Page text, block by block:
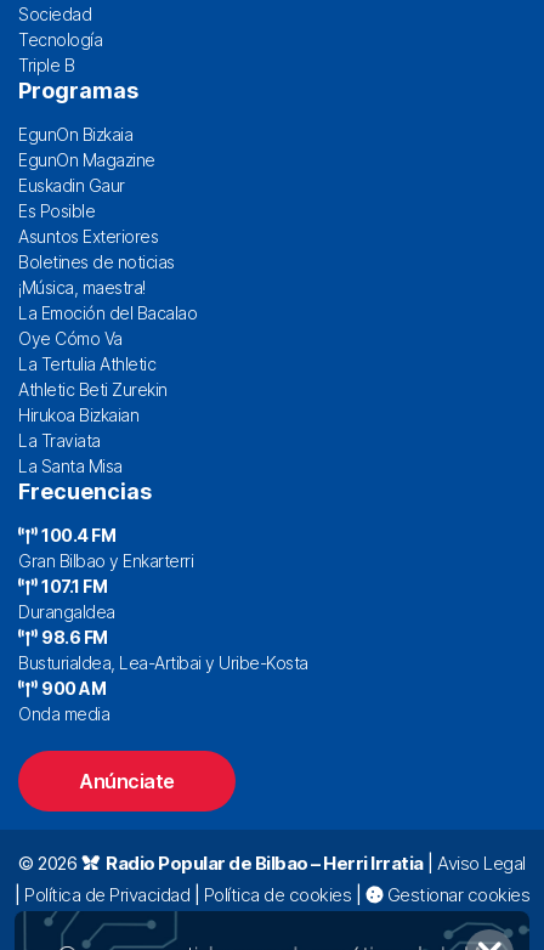
Sociedad
Tecnología
Triple B
Programas
EgunOn Bizkaia
EgunOn Magazine
Euskadin Gaur
Es Posible
Asuntos Exteriores
Boletines de noticias
¡Música, maestra!
La Emoción del Bacalao
Oye Cómo Va
La Tertulia Athletic
Athletic Beti Zurekin
Hirukoa Bizkaian
La Traviata
La Santa Misa
Frecuencias
100.4 FM
Gran Bilbao y Enkarterri
107.1 FM
Durangaldea
98.6 FM
Busturialdea, Lea-Artibai y Uribe-Kosta
900 AM
Onda media
Anúnciate
© 2026 Radio Popular de Bilbao – Herri Irratia| Aviso Legal
Política de Privacidad Política de cookies
Gestionar cookies
Alda. Mazarredo, 47 – 7º 48009 Bilbao |
94 423 92 00|